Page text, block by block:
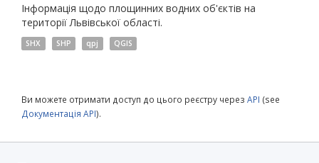
Інформація щодо площинних водних об'єктів на
території Львівської області.
SHX SHP qpj QGIS
Ви можете отримати доступ до цього реєстру через API (see
Документація API).